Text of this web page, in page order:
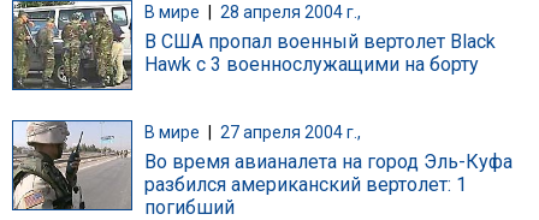
В мире | 28 апреля 2004 г.,
В США пропал военный вертолет Black
Hawk с 3 военнослужащими на борту
В мире 27 апреля 2004 г.,
Во время авианалета на город Эль-Куфа
разбился американский вертолет: 1
погибший